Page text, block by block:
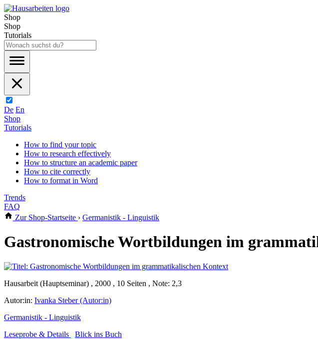
Shop
Shop
Tutorials
De En
Shop
Tutorials
How to find your topic
How to research effectively
How to structure an academic paper
How to cite correctly
How to format in Word
Trends
FAQ
Zur Shop-Startseite › Germanistik - Linguistik
Gastronomische Wortbildungen im
Hausarbeit (Hauptseminar) , 2000 , 10 Seiten , Note: 2,3
Autor:in: Ivanka Steber (Autor:in)
Germanistik - Linguistik
Leseprobe & Details
Blick ins Buch